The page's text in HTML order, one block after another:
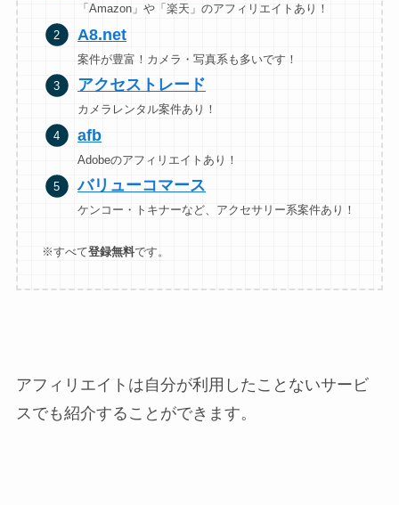
「Amazon」や「楽天」のアフィリエイトあり！
A8.net
案件が豊富！カメラ・写真系も多いです！
アクセストレード
カメラレンタル案件あり！
afb
Adobeのアフィリエイトあり！
バリューコマース
ケンコー・トキナーなど、アクセサリー系案件あり！
※すべて登録無料です。
アフィリエイトは自分が利用したことないサービ
スでも紹介することができます。